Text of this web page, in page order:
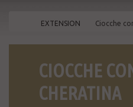
EXTENSION Ciocche
CIOCCHE
CHERATINA